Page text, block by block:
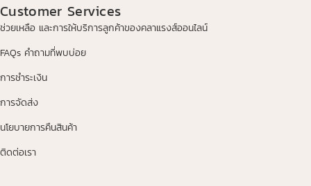
Customer Services
ช่วยเหลือ และการให้บริการลูกค้าของคลาแรงส์ออนไลน์
FAQs คำถามที่พบบ่อย
การชำระเงิน
การจัดส่ง
นโยบายการคืนสินค้า
ติดต่อเรา